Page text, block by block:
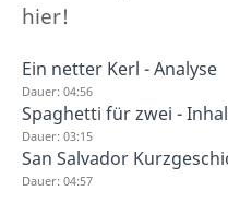
hier!
Ein netter Kerl - Analyse
Dauer: 04:56
Spaghetti für zwei -
Dauer: 03:15
San Salvador
Dauer: 04:57